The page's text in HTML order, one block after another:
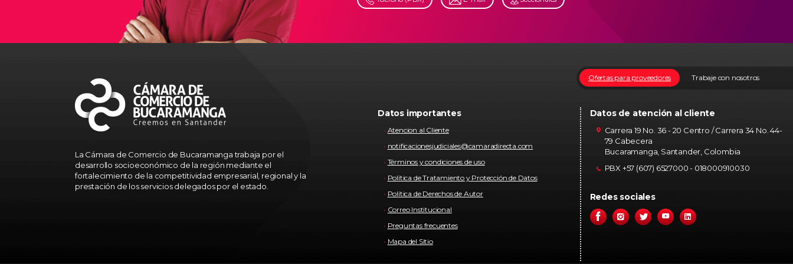
La Cámara de Comercio de Bucaramanga trabaja por el
desarrollo socioeconómico de la región mediante el
fortalecimiento de la competitividad empresarial, regional y la
prestación de los servicios delegados por el estado.
Trabaje con nosotros
Ofertas para proveedores
Datos importantes
Atencion al Cliente
notificacionesjudiciales@camaradirecta.com
Términos y condiciones de uso
Política de Tratamiento y Protección de Datos
Política de Derechos de Autor
Correo Institucional
Preguntas frecuentes
Mapa del Sitio
Datos de atención al cliente
Carrera 19 No. 36 - 20 Centro / Carrera 34 No. 44-
79 Cabecera
Bucaramanga, Santander, Colombia
PBX +57 (607) 6527000 - 018000910030
Redes sociales